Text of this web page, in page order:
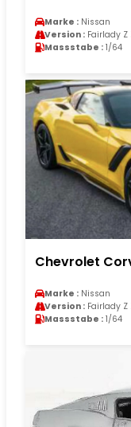
Marke : Nissan
Version : Fairlady Z
Massstabe : 1/64
Chevrolet
Marke : Nissan
Version : Fairlady Z
Massstabe : 1/64